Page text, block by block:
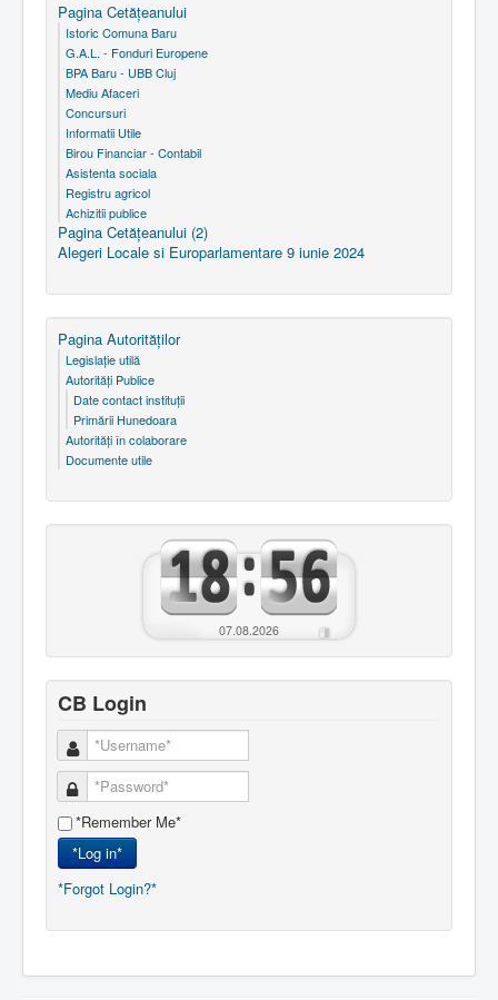
Pagina Cetăţeanului
Istoric Comuna Baru
G.A.L. - Fonduri Europene
BPA Baru - UBB Cluj
Mediu Afaceri
Concursuri
Informatii Utile
Birou Financiar - Contabil
Asistenta sociala
Registru agricol
Achizitii publice
Pagina Cetăţeanului (2)
Alegeri Locale si Europarlamentare 9 iunie 2024
Pagina Autorităţilor
Legislaţie utilă
Autorităţi Publice
Date contact instituţii
Primării Hunedoara
Autorităţi în colaborare
Documente utile
07.08.2026
CB Login
*Remember Me*
*Log in*
*Forgot Login?*